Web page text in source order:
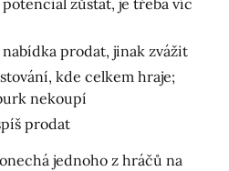
zůstat, je třeba víc
prodat, jinak zvážit
kde celkem hraje;
nekoupí
prodat
jednoho z hráčů na